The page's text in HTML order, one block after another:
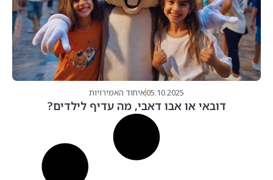
05.10.2025איחוד האמירויות
דובאי או אבו דאבי, מה עדיף לילדים?